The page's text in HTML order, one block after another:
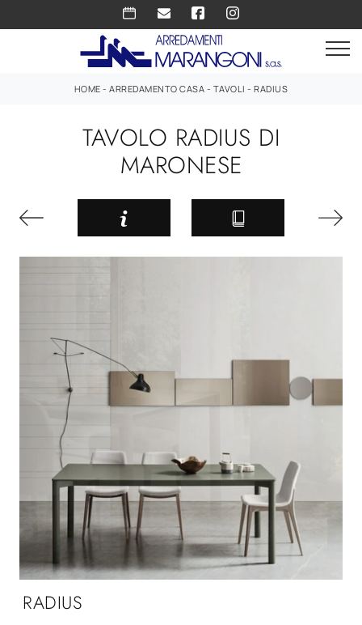
HOME -ARREDAMENTO CASA - TAVOLI -RADIUS
TAVOLO RADIUS DI
MARONESE
RADIUS